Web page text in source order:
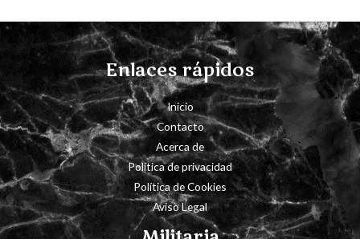
Enlaces rápidos
Inicio
Contacto
Acerca de
Política de privacidad
Política de Cookies
Aviso Legal